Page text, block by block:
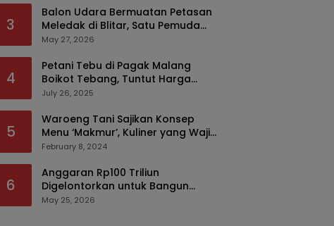
3
Balon Udara Bermuatan Petasan
Meledak di Blitar, Satu Pemuda
Tewas dan Dua Anak Luka Serius
May 27, 2026
4
Petani Tebu di Pagak Malang
Boikot Tebang, Tuntut Harga
yang Layak
July 26, 2025
5
Waroeng Tani Sajikan Konsep
Menu ‘Makmur’, Kuliner yang Wajib
Dikunjungi di Malang
February 8, 2024
6
Anggaran Rp100 Triliun
Digelontorkan untuk Bangun
Kembali Sumatra, Hunian Korban
May 25, 2026